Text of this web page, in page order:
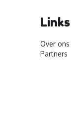
Links
Over ons
Partners